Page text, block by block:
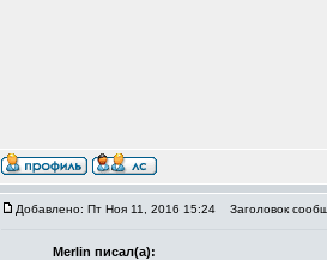
Добавлено: Пт Ноя 11, 2016 15:24 Заголовок
Merlin писал(а):